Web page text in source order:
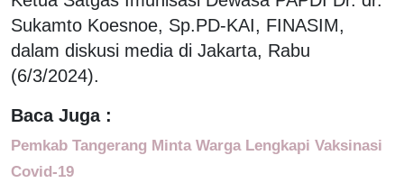
Sukamto Koesnoe, Sp.PD-KAI, FINASIM,
dalam diskusi media di Jakarta, Rabu
(6/3/2024).
Baca Juga :
Pemkab Tangerang Minta Warga Lengkapi Vaksinasi
Covid-19